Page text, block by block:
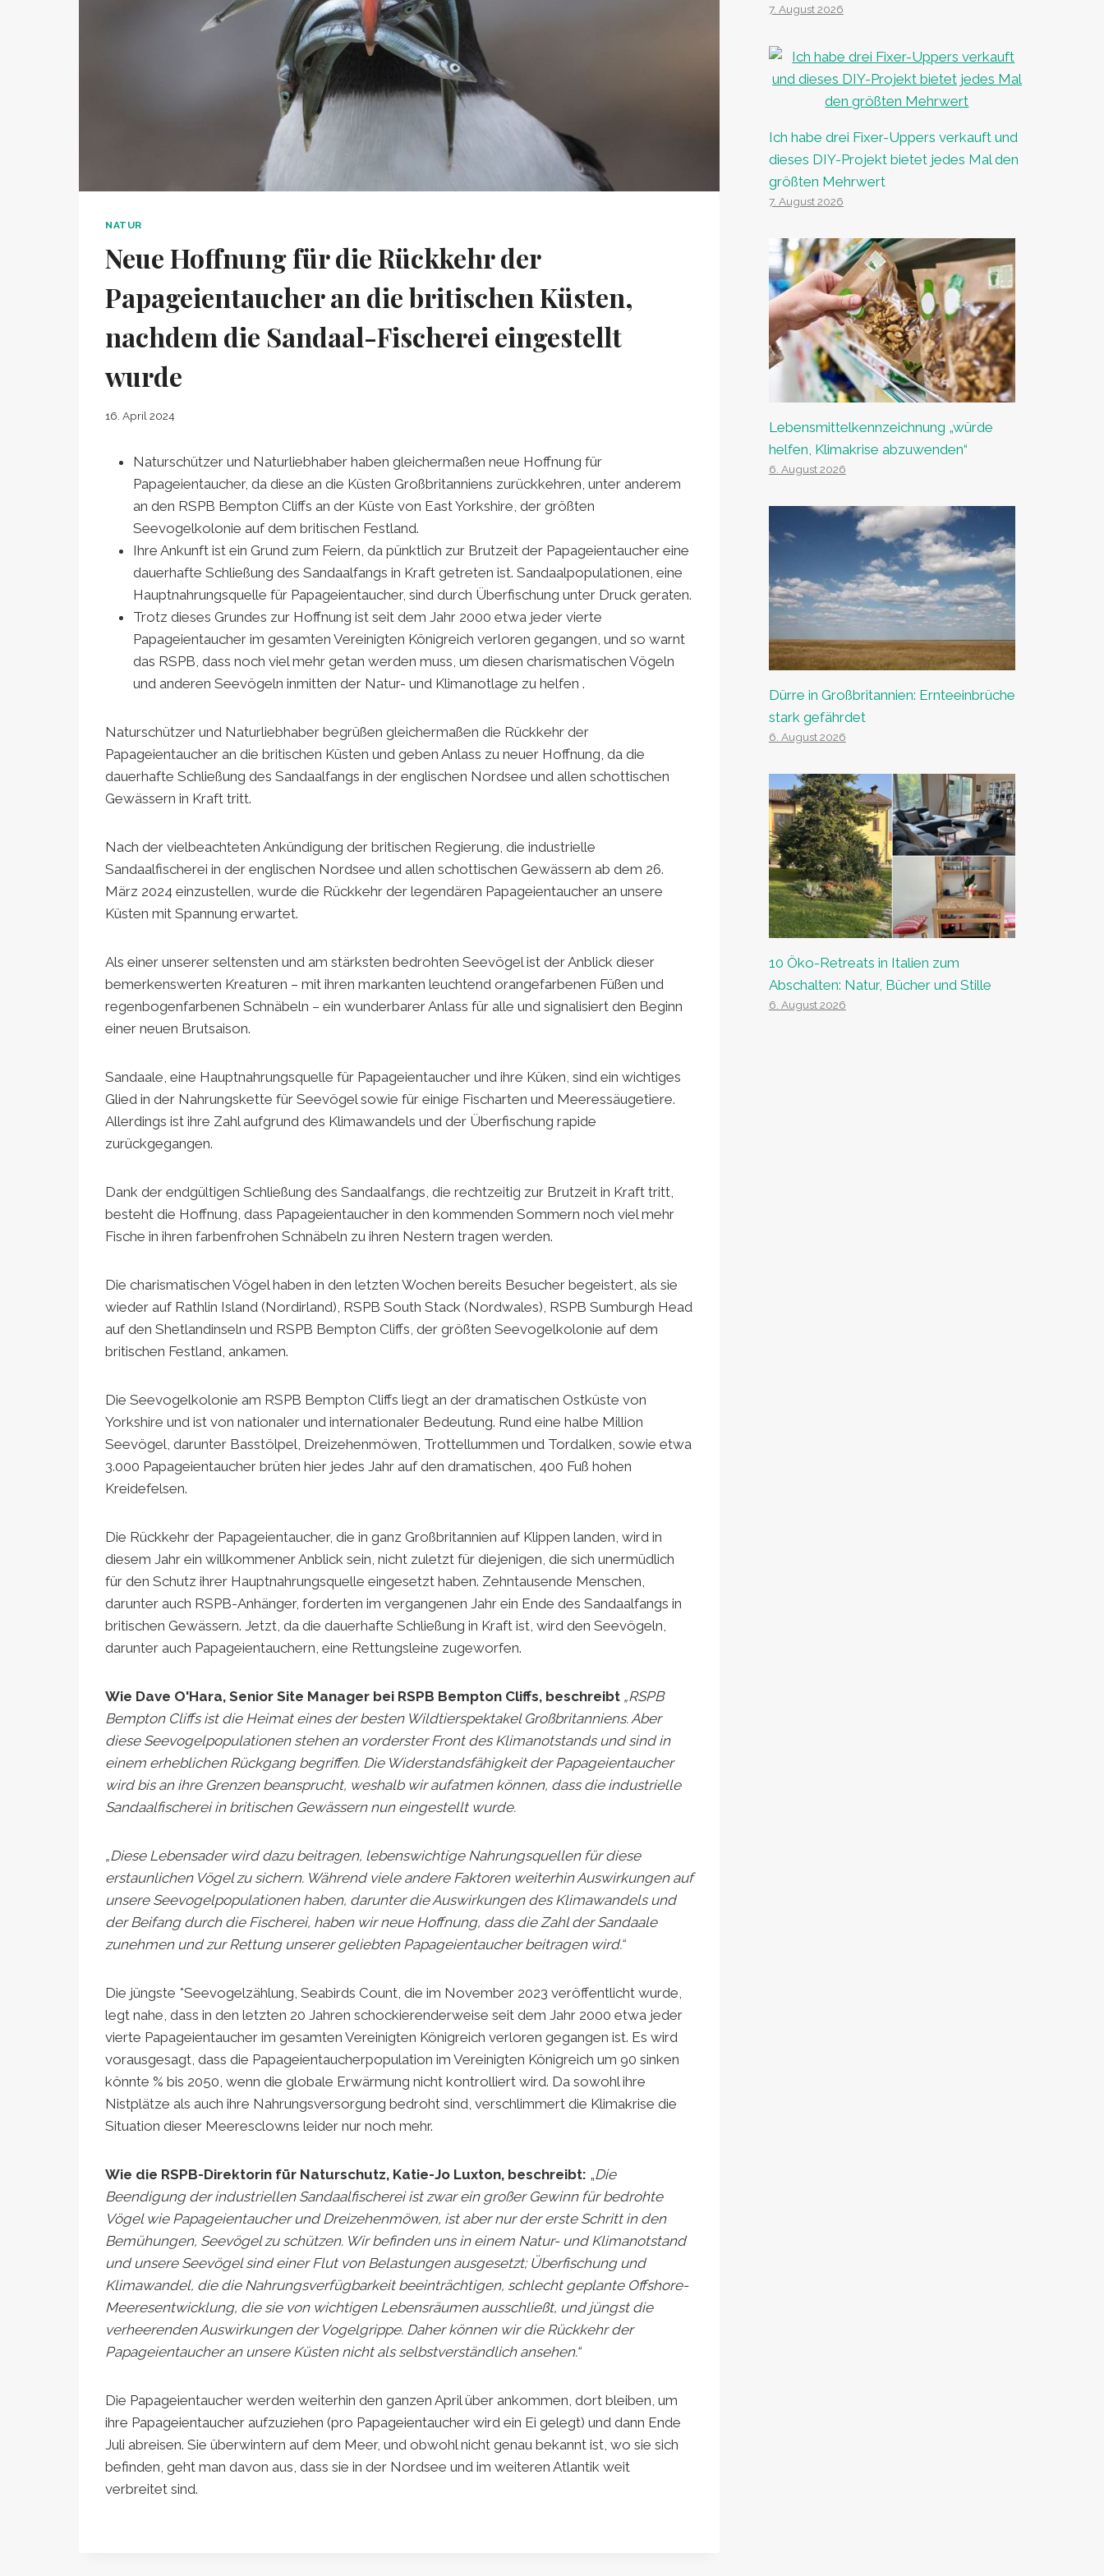
NATUR
Neue Hoffnung für die Rückkehr der
Papageientaucher an die britischen Küsten,
nachdem die Sandaal-Fischerei eingestellt
wurde
16. April 2024
Naturschützer und Naturliebhaber haben gleichermaßen neue Hoffnung für
Papageientaucher, da diese an die Küsten Großbritanniens zurückkehren, unter anderem
an den RSPB Bempton Cliffs an der Küste von East Yorkshire, der größten
Seevogelkolonie auf dem britischen Festland.
Ihre Ankunft ist ein Grund zum Feiern, da pünktlich zur Brutzeit der Papageientaucher eine
dauerhafte Schließung des Sandaalfangs in Kraft getreten ist. Sandaalpopulationen, eine
Hauptnahrungsquelle für Papageientaucher, sind durch Überfischung unter Druck geraten.
Trotz dieses Grundes zur Hoffnung ist seit dem Jahr 2000 etwa jeder vierte
Papageientaucher im gesamten Vereinigten Königreich verloren gegangen, und so warnt
das RSPB, dass noch viel mehr getan werden muss, um diesen charismatischen Vögeln
und anderen Seevögeln inmitten der Natur- und Klimanotlage zu helfen .
Naturschützer und Naturliebhaber begrüßen gleichermaßen die Rückkehr der
Papageientaucher an die britischen Küsten und geben Anlass zu neuer Hoffnung, da die
dauerhafte Schließung des Sandaalfangs in der englischen Nordsee und allen schottischen
Gewässern in Kraft tritt.
Nach der vielbeachteten Ankündigung der britischen Regierung, die industrielle
Sandaalfischerei in der englischen Nordsee und allen schottischen Gewässern ab dem 26.
März 2024 einzustellen, wurde die Rückkehr der legendären Papageientaucher an unsere
Küsten mit Spannung erwartet.
Als einer unserer seltensten und am stärksten bedrohten Seevögel ist der Anblick dieser
bemerkenswerten Kreaturen – mit ihren markanten leuchtend orangefarbenen Füßen und
regenbogenfarbenen Schnäbeln – ein wunderbarer Anlass für alle und signalisiert den Beginn
einer neuen Brutsaison.
Sandaale, eine Hauptnahrungsquelle für Papageientaucher und ihre Küken, sind ein wichtiges
Glied in der Nahrungskette für Seevögel sowie für einige Fischarten und Meeressäugetiere.
Allerdings ist ihre Zahl aufgrund des Klimawandels und der Überfischung rapide
zurückgegangen.
Dank der endgültigen Schließung des Sandaalfangs, die rechtzeitig zur Brutzeit in Kraft tritt,
besteht die Hoffnung, dass Papageientaucher in den kommenden Sommern noch viel mehr
Fische in ihren farbenfrohen Schnäbeln zu ihren Nestern tragen werden.
Die charismatischen Vögel haben in den letzten Wochen bereits Besucher begeistert, als sie
wieder auf Rathlin Island (Nordirland), RSPB South Stack (Nordwales), RSPB Sumburgh Head
auf den Shetlandinseln und RSPB Bempton Cliffs, der größten Seevogelkolonie auf dem
britischen Festland, ankamen.
Die Seevogelkolonie am RSPB Bempton Cliffs liegt an der dramatischen Ostküste von
Yorkshire und ist von nationaler und internationaler Bedeutung. Rund eine halbe Million
Seevögel, darunter Basstölpel, Dreizehenmöwen, Trottellummen und Tordalken, sowie etwa
3.000 Papageientaucher brüten hier jedes Jahr auf den dramatischen, 400 Fuß hohen
Kreidefelsen.
Die Rückkehr der Papageientaucher, die in ganz Großbritannien auf Klippen landen, wird in
diesem Jahr ein willkommener Anblick sein, nicht zuletzt für diejenigen, die sich unermüdlich
für den Schutz ihrer Hauptnahrungsquelle eingesetzt haben. Zehntausende Menschen,
darunter auch RSPB-Anhänger, forderten im vergangenen Jahr ein Ende des Sandaalfangs in
britischen Gewässern. Jetzt, da die dauerhafte Schließung in Kraft ist, wird den Seevögeln,
darunter auch Papageientauchern, eine Rettungsleine zugeworfen.
Wie Dave O'Hara, Senior Site Manager bei RSPB Bempton Cliffs, beschreibt „RSPB
Bempton Cliffs ist die Heimat eines der besten Wildtierspektakel Großbritanniens. Aber
diese Seevogelpopulationen stehen an vorderster Front des Klimanotstands und sind in
einem erheblichen Rückgang begriffen. Die Widerstandsfähigkeit der Papageientaucher
wird bis an ihre Grenzen beansprucht, weshalb wir aufatmen können, dass die industrielle
Sandaalfischerei in britischen Gewässern nun eingestellt wurde.
„Diese Lebensader wird dazu beitragen, lebenswichtige Nahrungsquellen für diese
erstaunlichen Vögel zu sichern. Während viele andere Faktoren weiterhin Auswirkungen auf
unsere Seevogelpopulationen haben, darunter die Auswirkungen des Klimawandels und
der Beifang durch die Fischerei, haben wir neue Hoffnung, dass die Zahl der Sandaale
zunehmen und zur Rettung unserer geliebten Papageientaucher beitragen wird.“
Die jüngste *Seevogelzählung, Seabirds Count, die im November 2023 veröffentlicht wurde,
legt nahe, dass in den letzten 20 Jahren schockierenderweise seit dem Jahr 2000 etwa jeder
vierte Papageientaucher im gesamten Vereinigten Königreich verloren gegangen ist. Es wird
vorausgesagt, dass die Papageientaucherpopulation im Vereinigten Königreich um 90 sinken
könnte % bis 2050, wenn die globale Erwärmung nicht kontrolliert wird. Da sowohl ihre
Nistplätze als auch ihre Nahrungsversorgung bedroht sind, verschlimmert die Klimakrise die
Situation dieser Meeresclowns leider nur noch mehr.
Wie die RSPB-Direktorin für Naturschutz, Katie-Jo Luxton, beschreibt: „Die
Beendigung der industriellen Sandaalfischerei ist zwar ein großer Gewinn für bedrohte
Vögel wie Papageientaucher und Dreizehenmöwen, ist aber nur der erste Schritt in den
Bemühungen, Seevögel zu schützen. Wir befinden uns in einem Natur- und Klimanotstand
und unsere Seevögel sind einer Flut von Belastungen ausgesetzt; Überfischung und
Klimawandel, die die Nahrungsverfügbarkeit beeinträchtigen, schlecht geplante Offshore-
Meeresentwicklung, die sie von wichtigen Lebensräumen ausschließt, und jüngst die
verheerenden Auswirkungen der Vogelgrippe. Daher können wir die Rückkehr der
Papageientaucher an unsere Küsten nicht als selbstverständlich ansehen.“
Die Papageientaucher werden weiterhin den ganzen April über ankommen, dort bleiben, um
ihre Papageientaucher aufzuziehen (pro Papageientaucher wird ein Ei gelegt) und dann Ende
Juli abreisen. Sie überwintern auf dem Meer, und obwohl nicht genau bekannt ist, wo sie sich
befinden, geht man davon aus, dass sie in der Nordsee und im weiteren Atlantik weit
verbreitet sind.
7. August 2026
Ich habe drei Fixer-Uppers verkauft und
dieses DIY-Projekt bietet jedes Mal den
größten Mehrwert
7. August 2026
Lebensmittelkennzeichnung „würde
helfen, Klimakrise abzuwenden“
6. August 2026
Dürre in Großbritannien: Ernteeinbrüche
stark gefährdet
6. August 2026
10 Öko-Retreats in Italien zum
Abschalten: Natur, Bücher und Stille
6. August 2026